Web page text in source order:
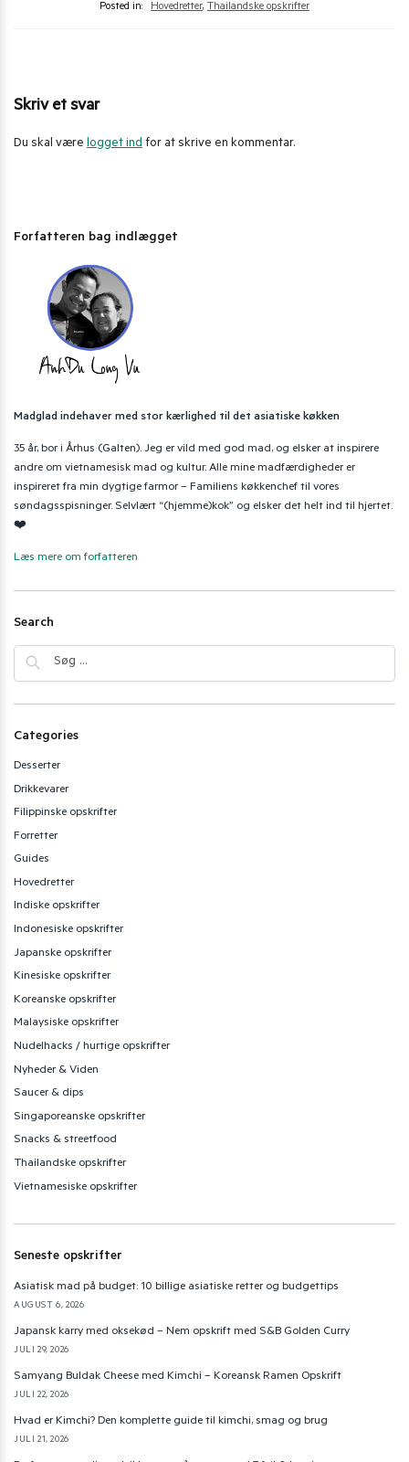
Posted in: Hovedretter, Thailandske opskrifter
Skriv et svar
Du skal være logget ind for at skrive en kommentar.
Forfatteren bag indlægget
Madglad indehaver med stor kærlighed til det asiatiske køkken
35 år, bor i Århus (Galten). Jeg er vild med god mad, og elsker at inspirere
andre om vietnamesisk mad og kultur. Alle mine madfærdigheder er
inspireret fra min dygtige farmor – Familiens køkkenchef til vores
søndagsspisninger. Selvlært “(hjemme)kok” og elsker det helt ind til hjertet.
❤️
Læs mere om forfatteren
Search
Categories
Desserter
Drikkevarer
Filippinske opskrifter
Forretter
Guides
Hovedretter
Indiske opskrifter
Indonesiske opskrifter
Japanske opskrifter
Kinesiske opskrifter
Koreanske opskrifter
Malaysiske opskrifter
Nudelhacks / hurtige opskrifter
Nyheder & Viden
Saucer & dips
Singaporeanske opskrifter
Snacks & streetfood
Thailandske opskrifter
Vietnamesiske opskrifter
Seneste opskrifter
Asiatisk mad på budget: 10 billige asiatiske retter og budgettips
AUGUST 6, 2026
Japansk karry med oksekød – Nem opskrift med S&B Golden Curry
JULI 29, 2026
Samyang Buldak Cheese med Kimchi – Koreansk Ramen Opskrift
JULI 22, 2026
Hvad er Kimchi? Den komplette guide til kimchi, smag og brug
JULI 21, 2026